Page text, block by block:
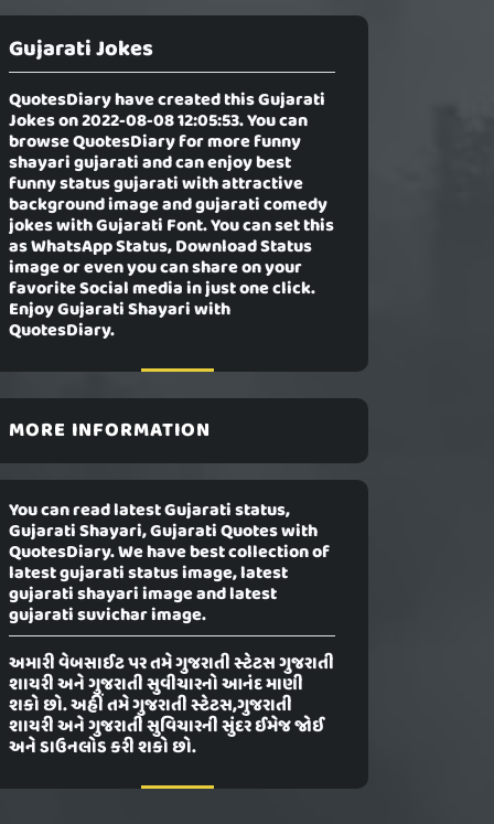
Gujarati Jokes
QuotesDiary have created thisGujarati
Jokeson 2022-08-08 12:05:53. You can
browse QuotesDiary for more funny
shayari gujarati and can enjoy best
funny status gujarati with attractive
background image and gujarati comedy
jokes with Gujarati Font. You can set this
as WhatsApp Status, Download Status
image or even you can share on your
favorite Social media in just one click.
Enjoy Gujarati Shayari with
QuotesDiary.
MORE INFORMATION
You can read latest Gujarati status,
Gujarati Shayari, Gujarati Quotes with
QuotesDiary. We have best collection of
latest gujarati status image, latest
gujarati shayari image and latest
gujarati suvichar image.
અમારી વેબસાઈટ પર તમે ગુજરાતી સ્ટેટસ ગુજરાતી
શાયરી અને ગુજરાતી સુવીચારનો આનંદ માણી
શકો છો. અહીં તમે ગુજરાતી સ્ટેટસ,ગુજરાતી
શાયરી અને ગુજરાતી સુવિચારની સુંદર ઈમેજ જોઈ
અને ડાઉનલોડ કરી શકો છો.